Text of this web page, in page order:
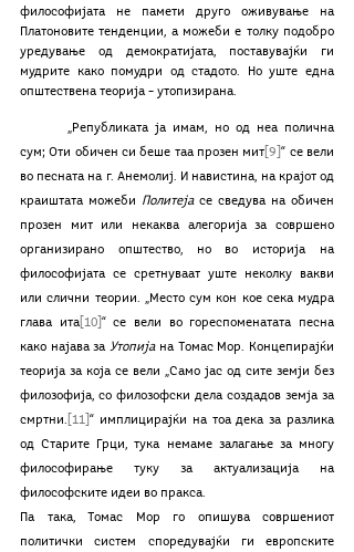
философијата не памети друго оживување на
Платоновите тенденции, а можеби е толку подобро
уредување од демократијата, поставувајќи ги
мудрите како помудри од стадото. Но уште една
општествена теорија – утопизирана.
	„Републиката ја имам, но од неа полична
сум; Оти обичен си беше таа прозен мит [9]“ се вели
во песната на г. Анемолиј. И навистина, на крајот од
краиштата можеби Политеја се сведува на обичен
прозен мит или некаква алегорија за совршено
организирано општество, но во историја на
философијата се сретнуваат уште неколку вакви
или слични теории. „Место сум кон кое сека мудра
глава ита[10] “ се вели во гореспоменатата песна
како најава за Утопија на Томас Мор. Концепирајќи
теорија за која се вели „Само јас од сите земји без
филозофија, со филозофски дела создадов земја за
смртни. [11] “ имплицирајќи на тоа дека за разлика
од Старите Грци, тука немаме залагање за многу
философирање туку за актуализација на
философските идеи во пракса.
Па така, Томас Мор го опишува совршениот
политички систем споредувајќи ги европските